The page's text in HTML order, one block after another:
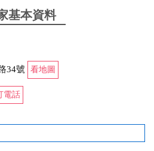
22 14:42:39
，老闆娘賣了一輩子的鵝肉，永
呼客人，常客也都是熟客，就吃
以試試
基本資料
34號 看地圖
電話